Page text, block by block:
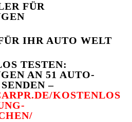
FÜR
IHR AUTO WELT
TESTEN:
AN 51 AUTO-
–
KOSTENLOS